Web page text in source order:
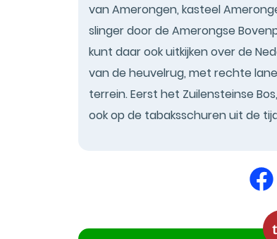
van Amerongen, kasteel
slinger door de Amerongse
kunt daar ook uitkijken over de
van de heuvelrug, met rechte
terrein. Eerst het Zuilensteinse
ook op de tabaksschuren uit de